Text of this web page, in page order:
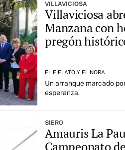
VILLAVICIOSA
Villaviciosa
Manzana con
pregón
EL FIELATO Y EL NORA
Un arranque marcado
esperanza.
SIERO
Amauris La
Campeonato